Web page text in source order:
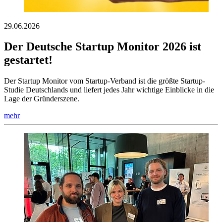
29.06.2026
Der Deutsche Startup Monitor 2026 ist
gestartet!
Der Startup Monitor vom Startup-Verband ist die größte Startup-
Studie Deutschlands und liefert jedes Jahr wichtige Einblicke in die
Lage der Gründerszene.
mehr